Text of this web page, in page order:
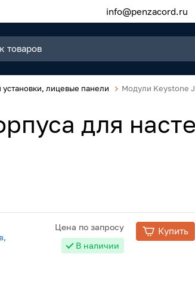
info@penzacord.ru
лицевые панели
Модули Keystone
для
Цена по запросу
В наличии
Купить